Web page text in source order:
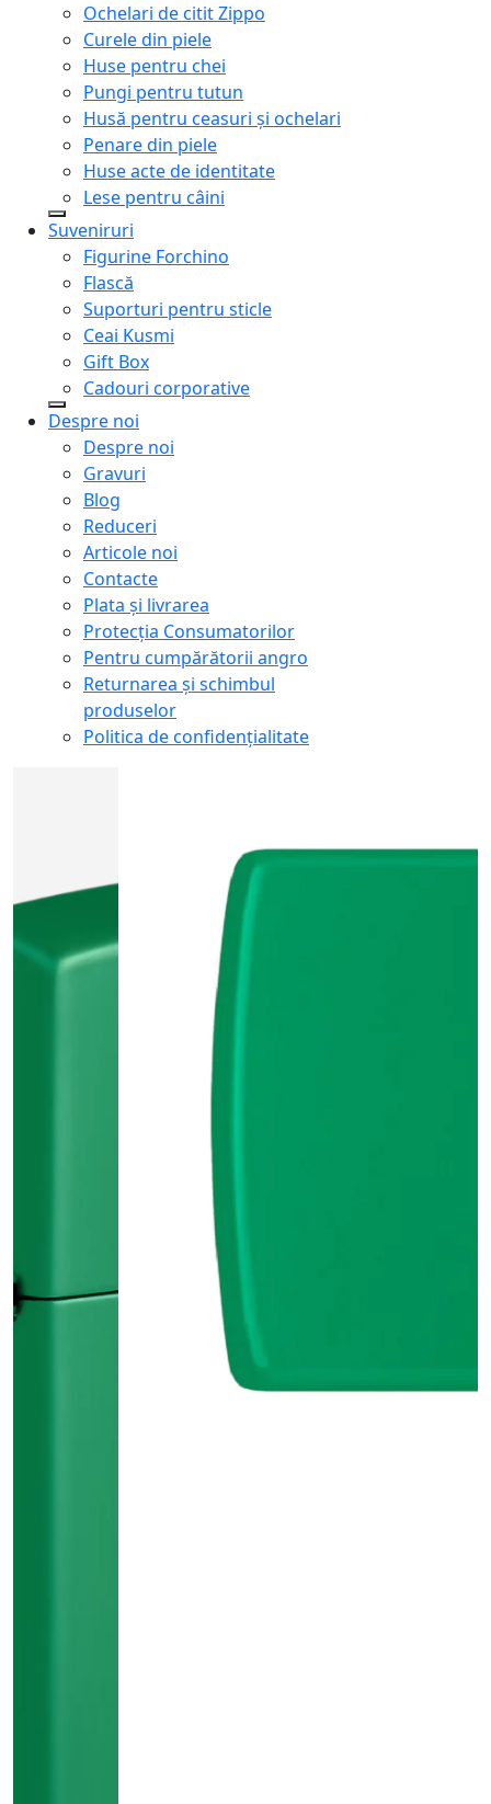
Ochelari de citit Zippo
Curele din piele
Huse pentru chei
Pungi pentru tutun
Husă pentru ceasuri și ochelari
Penare din piele
Huse acte de identitate
Lese pentru câini
Suveniruri
Figurine Forchino
Flască
Suporturi pentru sticle
Ceai Kusmi
Gift Box
Cadouri corporative
Despre noi
Despre noi
Gravuri
Blog
Reduceri
Articole noi
Contacte
Plata și livrarea
Protecţia Consumatorilor
Pentru cumpărătorii angro
Returnarea și schimbul
produselor
Politica de confidențialitate